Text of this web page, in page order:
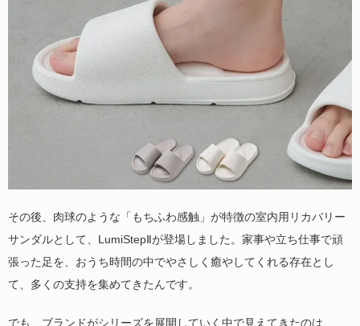
その後、肉球のような「もちふわ感触」が特徴の室内用リカバリー
サンダルとして、LumiStepⅡが登場しました。家事や立ち仕事で頑
張った足を、おうち時間の中でやさしく癒やしてくれる存在とし
て、多くの支持を集めてきたんです。
でも、ブランドがシリーズを展開していく中で見えてきたのは、